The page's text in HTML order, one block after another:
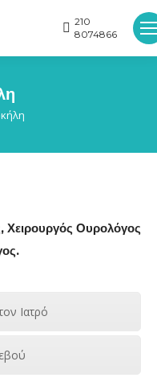
210
8074866
Χειρουργός Ουρολόγος
Ιατρό